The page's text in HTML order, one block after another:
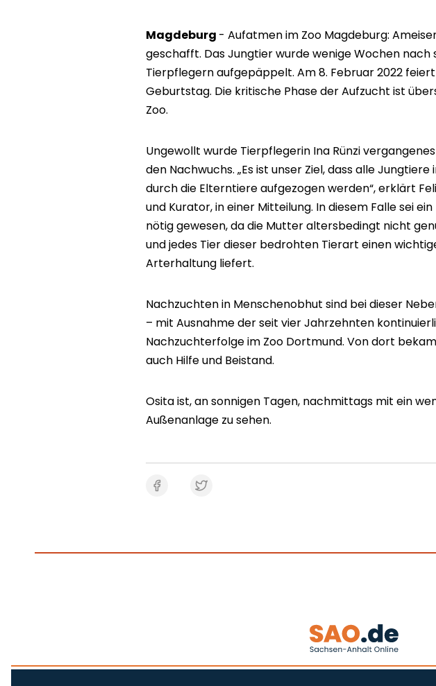
Magdeburg - Aufatmen im Zoo Magdeburg:
geschafft. Das Jungtier wurde wenige Wochen nach
Tierpflegern aufgepäppelt. Am 8. Februar 2022
Geburtstag. Die kritische Phase der Aufzucht ist
Zoo.
Ungewollt wurde Tierpflegerin Ina Rünzi
den Nachwuchs. „Es ist unser Ziel, dass alle
durch die Elterntiere aufgezogen werden“, erklärt
und Kurator, in einer Mitteilung. In diesem Falle sei
nötig gewesen, da die Mutter altersbedingt nicht
und jedes Tier dieser bedrohten Tierart einen
Arterhaltung liefert.
Nachzuchten in Menschenobhut sind bei dieser
– mit Ausnahme der seit vier Jahrzehnten
Nachzuchterfolge im Zoo Dortmund. Von dort
auch Hilfe und Beistand.
Osita ist, an sonnigen Tagen, nachmittags mit ein
Außenanlage zu sehen.